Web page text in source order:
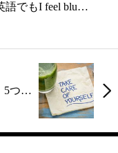
語でもI feel blu…
5つ…